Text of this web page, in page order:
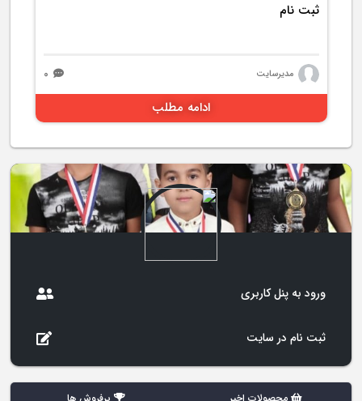
ثبت نام
مدیرسایت
ادامه مطلب
ورود به پنل کاربری
ثبت نام در سایت